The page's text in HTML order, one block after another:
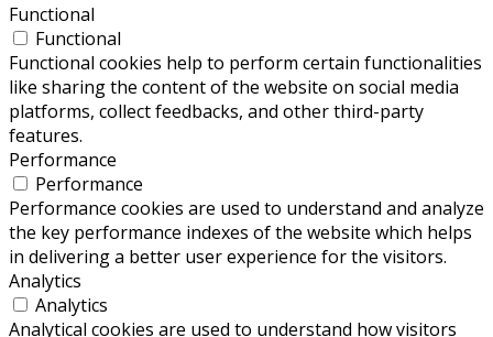
Functional
Functional
Functional cookies help to perform certain functionalities
like sharing the content of the website on social media
platforms, collect feedbacks, and other third-party
features.
Performance
Performance
Performance cookies are used to understand and analyze
the key performance indexes of the website which helps
in delivering a better user experience for the visitors.
Analytics
Analytics
Analytical cookies are used to understand how visitors